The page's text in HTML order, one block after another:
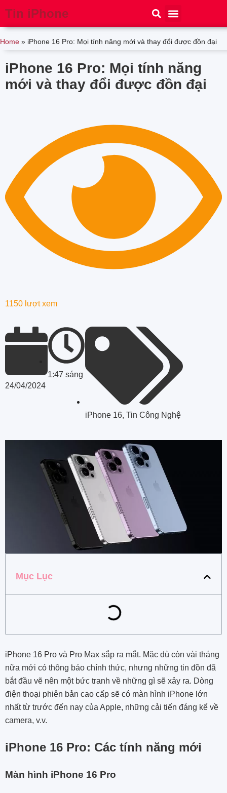
Tin iPhone
Home » iPhone 16 Pro: Mọi tính năng mới và thay đổi được đồn đại
iPhone 16 Pro: Mọi tính năng
mới và thay đổi được đồn đại
1150 lượt xem
24/04/2024
1:47 sáng
iPhone 16, Tin Công Nghệ
Mục Lục
iPhone 16 Pro và Pro Max sắp ra mắt. Mặc dù còn vài tháng
nữa mới có thông báo chính thức, nhưng những tin đồn đã
bắt đầu vẽ nên một bức tranh về những gì sẽ xảy ra. Dòng
điện thoại phiên bản cao cấp sẽ có màn hình iPhone lớn
nhất từ ​​​​trước đến nay của Apple, những cải tiến đáng kể về
camera, v.v.
iPhone 16 Pro: Các tính năng mới
Màn hình iPhone 16 Pro